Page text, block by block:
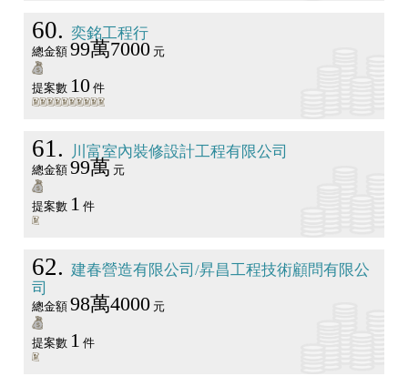
60 奕銘工程行
總金額 99萬7000元
提案數 10件
61 川富室內裝修設計工程有限公司
總金額 99萬 元
提案數 1 件
62
建春營造有限公司/昇昌工程技術顧問有限公
司
總金額 98萬4000元
提案數 1 件